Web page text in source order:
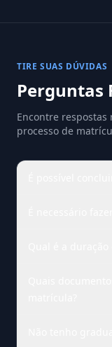
TIRE SUAS DÚVIDAS
Perguntas
Encontre
processo de